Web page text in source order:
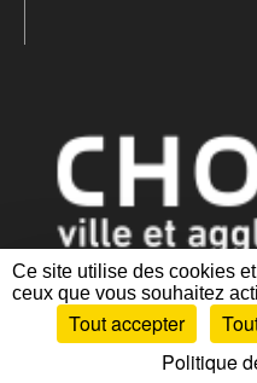
Ce site utilise des cookies
ceux que vous souhaitez
Tout accepter
Politique
Mentions légales|Politique de
des cookies |Plan du site